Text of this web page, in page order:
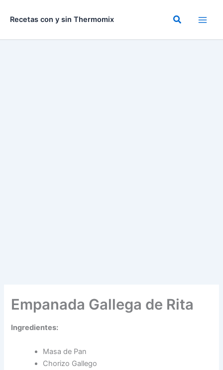
Recetas con y sin Thermomix Buscar
Empanada Gallega de Rita
Ingredientes:
Masa de Pan
Chorizo Gallego